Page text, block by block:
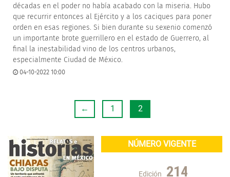
décadas en el poder no había acabado con la miseria. Hubo
que recurrir entonces al Ejército y a los caciques para poner
orden en esas regiones. Si bien durante su sexenio comenzó
un importante brote guerrillero en el estado de Guerrero, al
final la inestabilidad vino de los centros urbanos,
especialmente Ciudad de México.
04-10-2022 10:00
← 1 2
NÚMERO VIGENTE
Edición 214